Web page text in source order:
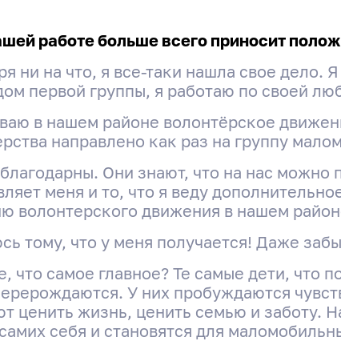
работе больше всего приносит
ни на что, я все-таки нашла свое дело.
первой группы, я работаю по своей
в нашем районе волонтёрское
направлено как раз на группу
Они знают, что на нас можно
меня и то, что я веду
волонтерского движения в нашем
тому, что у меня получается! Даже
что самое главное? Те самые дети,
У них пробуждаются
ценить жизнь, ценить семью и
себя и становятся для